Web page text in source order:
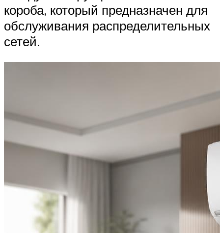
короба, который предназначен для
обслуживания распределительных
сетей.